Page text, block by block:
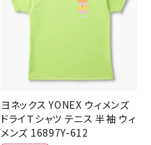
ヨネックス YONEX ウィメンズ
ドライＴシャツ テニス 半袖 ウィ
メンズ 16897Y-612